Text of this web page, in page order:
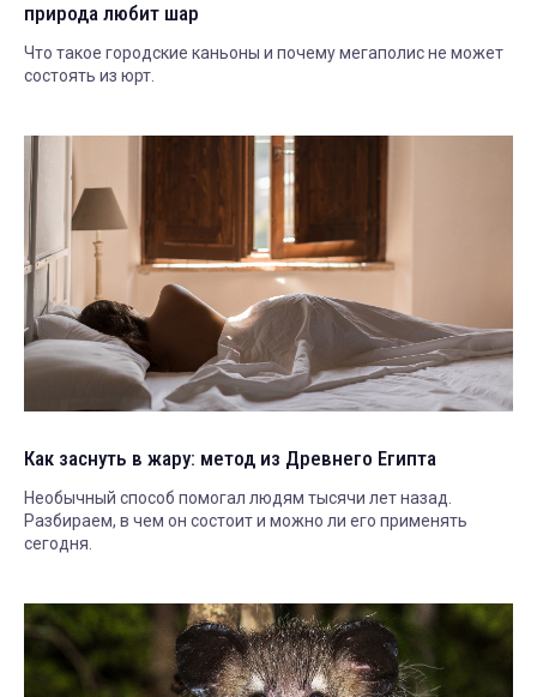
природа любит шар
Что такое городские каньоны и почему мегаполис не может
состоять из юрт.
Как заснуть в жару: метод из Древнего Египта
Необычный способ помогал людям тысячи лет назад.
Разбираем, в чем он состоит и можно ли его применять
сегодня.